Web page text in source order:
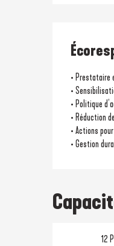
• Prestataire
•
• Politique
• Réduction
• Actions
• Gestion
12